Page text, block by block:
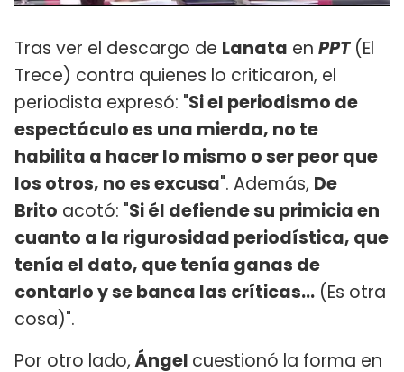
Tras ver el descargo de Lanata en PPT(El
Trece) contra quienes lo criticaron, el
periodista expresó: "Si el periodismo de
espectáculo es una mierda, no te
habilita a hacer lo mismo o ser peor que
los otros, no es excusa". Además, De
Brito acotó: "Si él defiende su primicia en
cuanto a la rigurosidad periodística, que
tenía el dato, que tenía ganas de
contarlo y se banca las críticas... (Es otra
cosa)".
Por otro lado,Ángel cuestionó la forma en